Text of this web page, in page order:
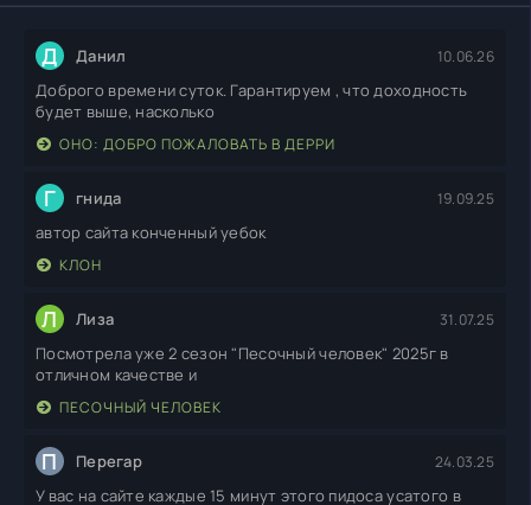
Д Данил 10.06.26
Доброго времени суток. Гарантируем , что доходность
будет выше, насколько
ОНО: ДОБРО ПОЖАЛОВАТЬ В ДЕРРИ
Г гнида 19.09.25
автор сайта конченный уебок
КЛОН
Л Лиза 31.07.25
Посмотрела уже 2 сезон "Песочный человек" 2025г в
отличном качестве и
ПЕСОЧНЫЙ ЧЕЛОВЕК
П Перегар 24.03.25
У вас на сайте каждые 15 минут этого пидоса усатого в